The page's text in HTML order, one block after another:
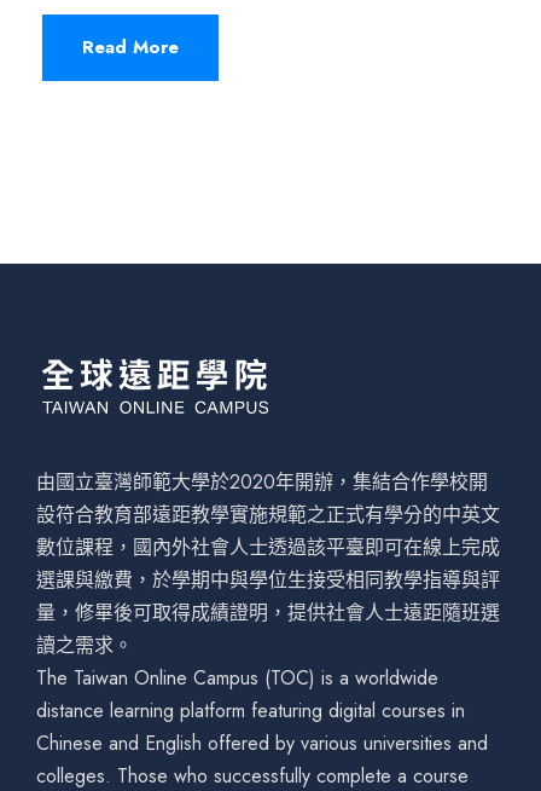
Read More
由國立臺灣師範大學於2020年開辦，集結合作學校開
設符合教育部遠距教學實施規範之正式有學分的中英文
數位課程，國內外社會人士透過該平臺即可在線上完成
選課與繳費，於學期中與學位生接受相同教學指導與評
量，修畢後可取得成績證明，提供社會人士遠距隨班選
讀之需求。
The Taiwan Online Campus (TOC) is a worldwide
distance learning platform featuring digital courses in
Chinese and English offered by various universities and
colleges. Those who successfully complete a course